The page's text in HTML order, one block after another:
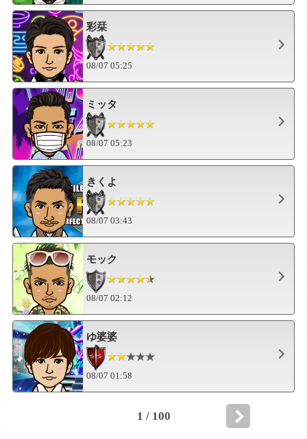
彩栞
08/07 05:25
ミッタ
08/07 05:23
きくよ
08/07 03:43
モック
08/07 02:12
ゆ婆婆
08/07 01:58
1 / 100